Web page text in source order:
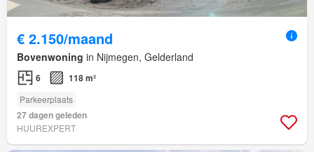
€ 2.150/maand
Bovenwoning in Nijmegen, Gelderland
6 118 m²
Parkeerplaats
27 dagen geleden
HUUREXPERT